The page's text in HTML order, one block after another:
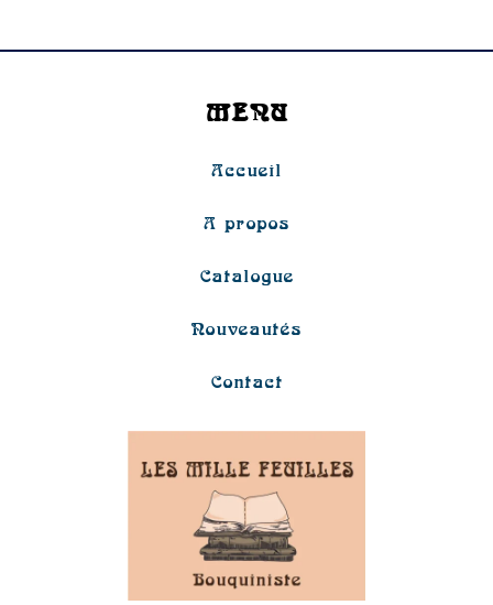
MENU
Accueil
A propos
Catalogue
Nouveautés
Contact